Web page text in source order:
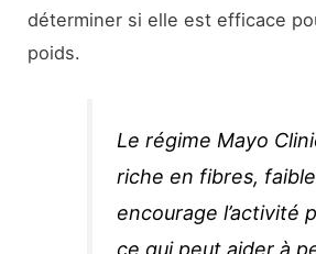
déterminer si elle est efficace
poids.
Le régime Mayo
riche en fibres,
encourage l’activité